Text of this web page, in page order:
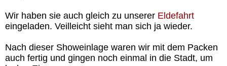
Wir haben sie auch gleich zu unserer Eldefahrt
eingeladen. Veilleicht sieht man sich ja wieder.
Nach dieser Showeinlage waren wir mit dem Packen
auch fertig und gingen noch einmal in die Stadt, um